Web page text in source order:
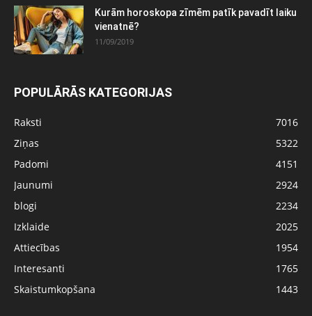
Kurām horoskopa zīmēm patīk pavadīt laiku
vienatnē?
11/09/2019
POPULĀRĀS KATEGORIJAS
Raksti
7016
Ziņas
5322
Padomi
4151
Jaunumi
2924
blogi
2234
Izklaide
2025
Attiecības
1954
Interesanti
1765
Skaistumkopšana
1443